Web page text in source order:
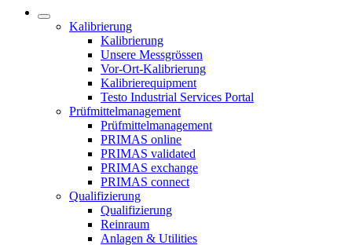
Kalibrierung
Kalibrierung
Unsere Messgrössen
Vor-Ort-Kalibrierung
Kalibrierequipment
Testo Industrial Services Portal
Prüfmittelmanagement
Prüfmittelmanagement
PRIMAS online
PRIMAS validated
PRIMAS exchange
PRIMAS connect
Qualifizierung
Qualifizierung
Reinraum
Anlagen & Utilities